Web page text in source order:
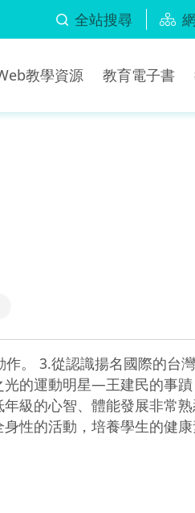
全站搜尋
教學資源 教育電子書
。 3.從認識揚名國際的台
的運動明星—王建民的事
級的心智、體能發展非常
性的活動，培養學生的健